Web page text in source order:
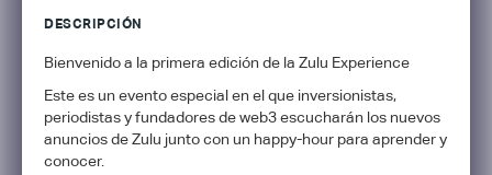
DESCRIPCIÓN
Bienvenido a la primera edición de la Zulu Experience
Este es un evento especial en el que inversionistas,
periodistas y fundadores de web3 escucharán los nuevos
anuncios de Zulu junto con un happy-hour para aprender y
conocer.